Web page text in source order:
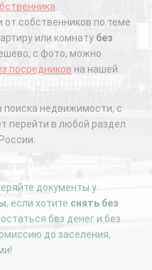
.
собственников по теме
или комнату без
с фото, можно
посредников на нашей
недвижимости, с
перейти в любой раздел
документы у
, если хотите снять без
без денег и без
до заселения,